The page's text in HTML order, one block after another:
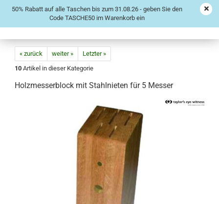
50% Rabatt auf alle Taschen bis zum 31.08.26 - geben Sie den
Code TASCHE50 im Warenkorb ein
« zurück weiter »
Letzter »
10 Artikel in dieser Kategorie
Holzmesserblock mit Stahlnieten für 5 Messer